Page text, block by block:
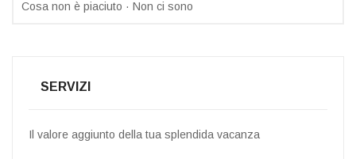
Cosa non è piaciuto · Non ci sono
SERVIZI
Il valore aggiunto della tua splendida vacanza